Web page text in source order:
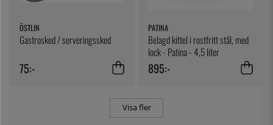
ÖSTLIN
Gastrosked / serveringssked
75:-
PATINA
Belagd kittel i rostfritt stål, med
lock - Patina - 4,5 liter
895:-
Visa fler